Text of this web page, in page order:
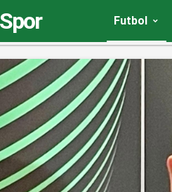
Futbol
Sadece iyi oyun değil,